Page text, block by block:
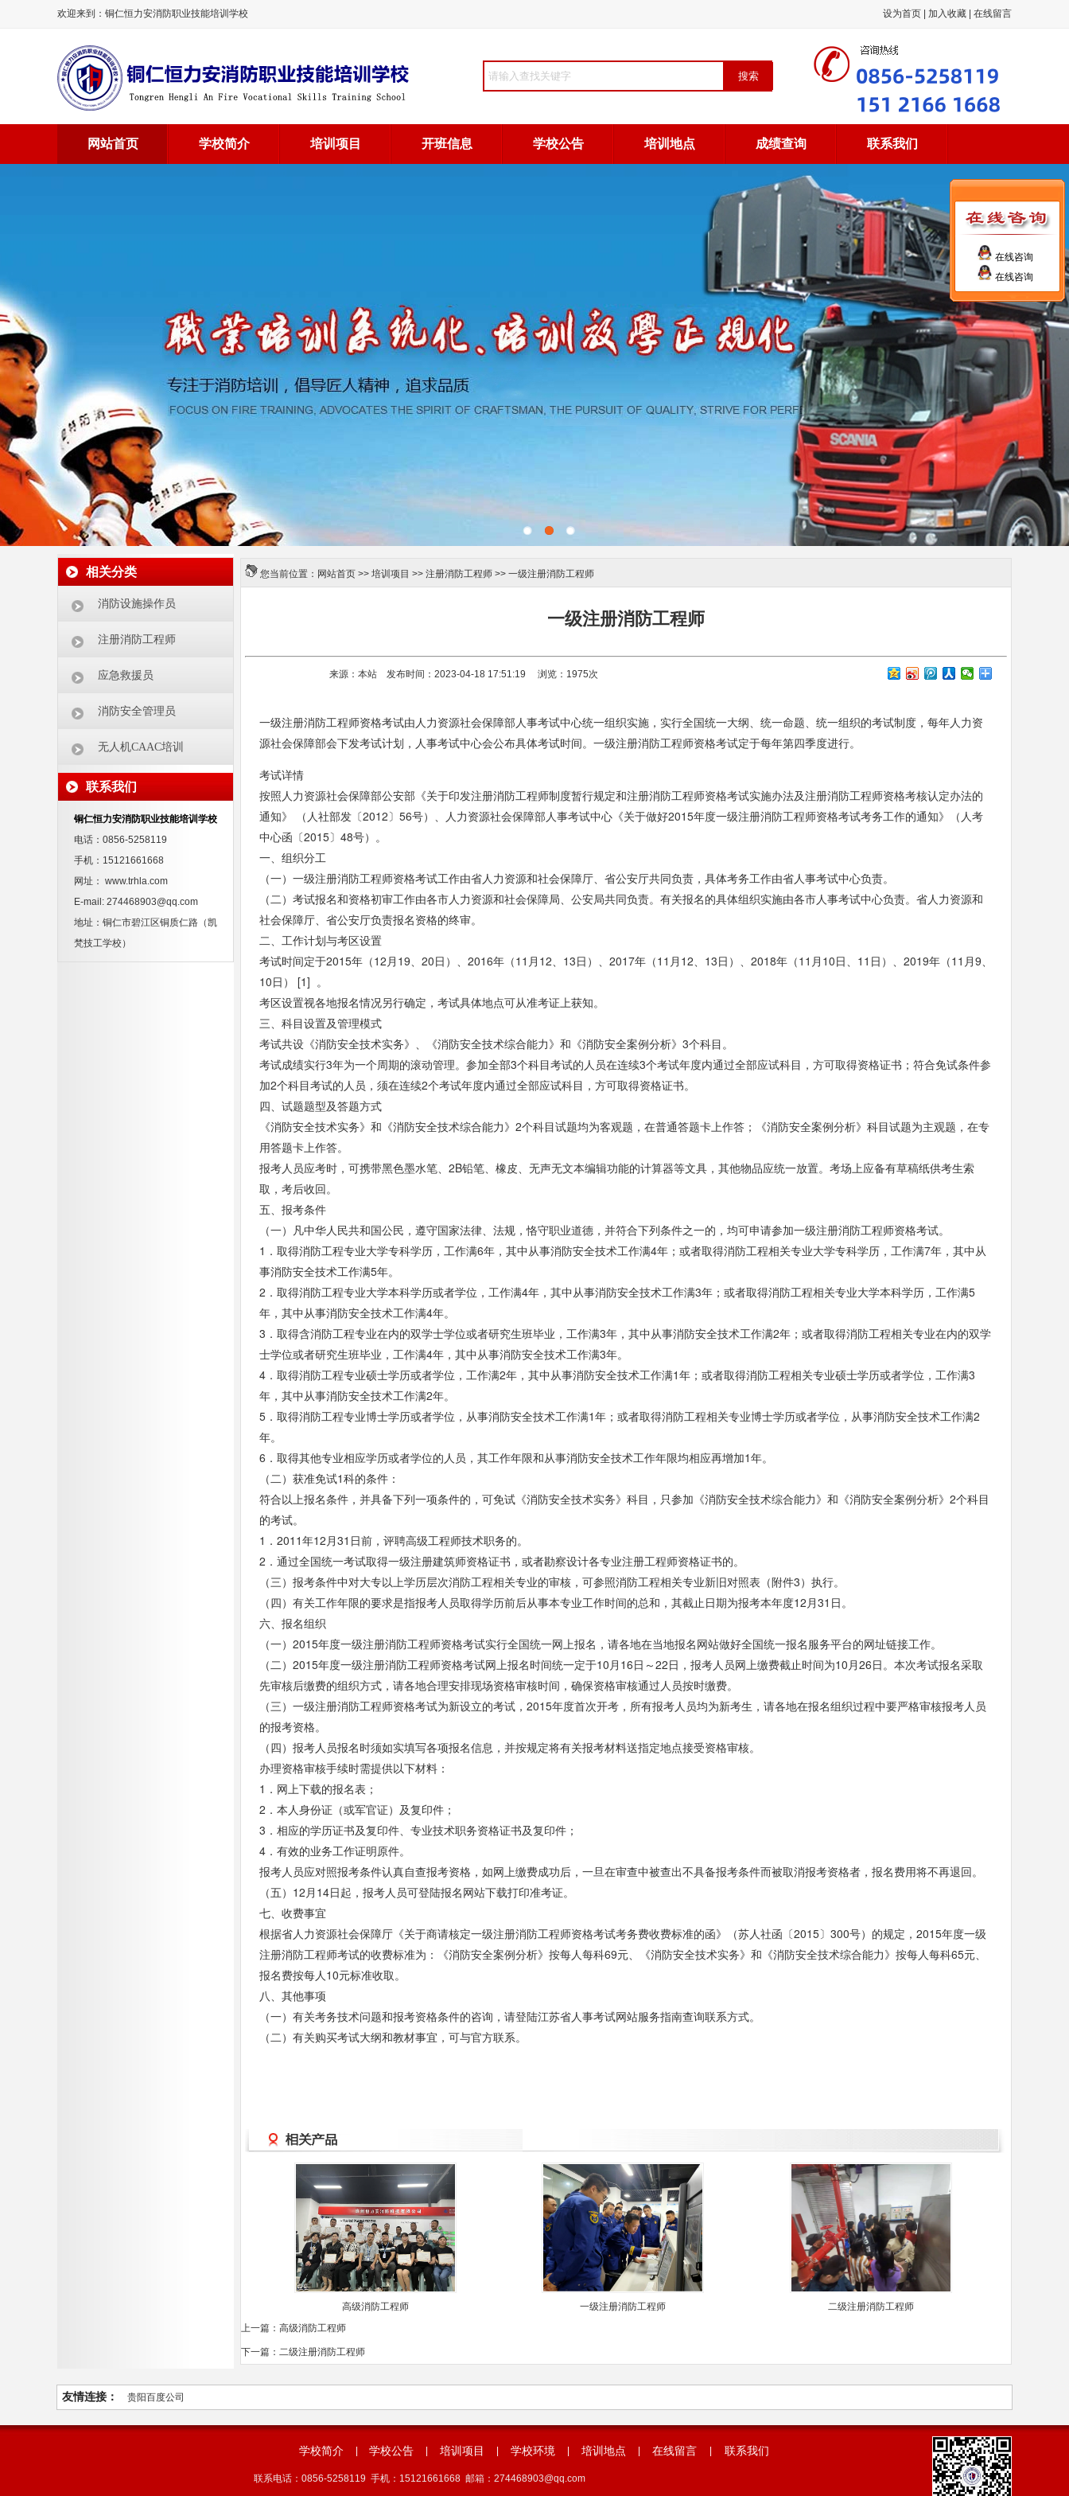
欢迎来到：铜仁恒力安消防职业技能培训学校 设为首页 加入收藏 在线留言
网站首页 学校简介 培训项目 开班信息 学校公告 培训地点 成绩查询 联系我们
相关分类
消防设施操作员
注册消防工程师
应急救援员
消防安全管理员
无人机CAAC培训
联系我们
铜仁恒力安消防职业技能培训学校
电话：0856-5258119
手机：15121661668
网址： www.trhla.com
E-mail: 274468903@qq.com
地址：铜仁市碧江区铜质仁路（凯
梵技工学校）
您当前位置： 网站首页 >> 培训项目 >> 注册消防工程师 >> 一级注册消防工程师
一级注册消防工程师
来源：本站 发布时间：2023-04-18 17:51:19 浏览： 1975次
一级注册消防工程师资格考试由人力资源社会保障部人事考试中心统一组织实施，实行全国统一大纲、统一命题、统一组织的考试制度，每年人力资
源社会保障部会下发考试计划，人事考试中心会公布具体考试时间。一级注册消防工程师资格考试定于每年第四季度进行。
考试详情
按照人力资源社会保障部公安部《关于印发注册消防工程师制度暂行规定和注册消防工程师资格考试实施办法及注册消防工程师资格考核认定办法的
通知》 （人社部发〔2012〕56号）、人力资源社会保障部人事考试中心《关于做好2015年度一级注册消防工程师资格考试考务工作的通知》（人考
中心函〔2015〕48号）。
一、组织分工
（一）一级注册消防工程师资格考试工作由省人力资源和社会保障厅、省公安厅共同负责，具体考务工作由省人事考试中心负责。
（二）考试报名和资格初审工作由各市人力资源和社会保障局、公安局共同负责。有关报名的具体组织实施由各市人事考试中心负责。省人力资源和
社会保障厅、省公安厅负责报名资格的终审。
二、工作计划与考区设置
考试时间定于2015年（12月19、20日）、2016年（11月12、13日）、2017年（11月12、13日）、2018年（11月10日、11日）、2019年（11月9、
10日） [1] 。
考区设置视各地报名情况另行确定，考试具体地点可从准考证上获知。
三、科目设置及管理模式
考试共设《消防安全技术实务》、《消防安全技术综合能力》和《消防安全案例分析》3个科目。
考试成绩实行3年为一个周期的滚动管理。参加全部3个科目考试的人员在连续3个考试年度内通过全部应试科目，方可取得资格证书；符合免试条件参
加2个科目考试的人员，须在连续2个考试年度内通过全部应试科目，方可取得资格证书。
四、试题题型及答题方式
《消防安全技术实务》和《消防安全技术综合能力》2个科目试题均为客观题，在普通答题卡上作答；《消防安全案例分析》科目试题为主观题，在专
用答题卡上作答。
报考人员应考时，可携带黑色墨水笔、2B铅笔、橡皮、无声无文本编辑功能的计算器等文具，其他物品应统一放置。考场上应备有草稿纸供考生索
取，考后收回。
五、报考条件
（一）凡中华人民共和国公民，遵守国家法律、法规，恪守职业道德，并符合下列条件之一的，均可申请参加一级注册消防工程师资格考试。
1．取得消防工程专业大学专科学历，工作满6年，其中从事消防安全技术工作满4年；或者取得消防工程相关专业大学专科学历，工作满7年，其中从
事消防安全技术工作满5年。
2．取得消防工程专业大学本科学历或者学位，工作满4年，其中从事消防安全技术工作满3年；或者取得消防工程相关专业大学本科学历，工作满5
年，其中从事消防安全技术工作满4年。
3．取得含消防工程专业在内的双学士学位或者研究生班毕业，工作满3年，其中从事消防安全技术工作满2年；或者取得消防工程相关专业在内的双学
士学位或者研究生班毕业，工作满4年，其中从事消防安全技术工作满3年。
4．取得消防工程专业硕士学历或者学位，工作满2年，其中从事消防安全技术工作满1年；或者取得消防工程相关专业硕士学历或者学位，工作满3
年，其中从事消防安全技术工作满2年。
5．取得消防工程专业博士学历或者学位，从事消防安全技术工作满1年；或者取得消防工程相关专业博士学历或者学位，从事消防安全技术工作满2
年。
6．取得其他专业相应学历或者学位的人员，其工作年限和从事消防安全技术工作年限均相应再增加1年。
（二）获准免试1科的条件：
符合以上报名条件，并具备下列一项条件的，可免试《消防安全技术实务》科目，只参加《消防安全技术综合能力》和《消防安全案例分析》2个科目
的考试。
1．2011年12月31日前，评聘高级工程师技术职务的。
2．通过全国统一考试取得一级注册建筑师资格证书，或者勘察设计各专业注册工程师资格证书的。
（三）报考条件中对大专以上学历层次消防工程相关专业的审核，可参照消防工程相关专业新旧对照表（附件3）执行。
（四）有关工作年限的要求是指报考人员取得学历前后从事本专业工作时间的总和，其截止日期为报考本年度12月31日。
六、报名组织
（一）2015年度一级注册消防工程师资格考试实行全国统一网上报名，请各地在当地报名网站做好全国统一报名服务平台的网址链接工作。
（二）2015年度一级注册消防工程师资格考试网上报名时间统一定于10月16日～22日，报考人员网上缴费截止时间为10月26日。本次考试报名采取
先审核后缴费的组织方式，请各地合理安排现场资格审核时间，确保资格审核通过人员按时缴费。
（三）一级注册消防工程师资格考试为新设立的考试，2015年度首次开考，所有报考人员均为新考生，请各地在报名组织过程中要严格审核报考人员
的报考资格。
（四）报考人员报名时须如实填写各项报名信息，并按规定将有关报考材料送指定地点接受资格审核。
办理资格审核手续时需提供以下材料：
1．网上下载的报名表；
2．本人身份证（或军官证）及复印件；
3．相应的学历证书及复印件、专业技术职务资格证书及复印件；
4．有效的业务工作证明原件。
报考人员应对照报考条件认真自查报考资格，如网上缴费成功后，一旦在审查中被查出不具备报考条件而被取消报考资格者，报名费用将不再退回。
（五）12月14日起，报考人员可登陆报名网站下载打印准考证。
七、收费事宜
根据省人力资源社会保障厅《关于商请核定一级注册消防工程师资格考试考务费收费标准的函》（苏人社函〔2015〕300号）的规定，2015年度一级
注册消防工程师考试的收费标准为：《消防安全案例分析》按每人每科69元、《消防安全技术实务》和《消防安全技术综合能力》按每人每科65元、
报名费按每人10元标准收取。
八、其他事项
（一）有关考务技术问题和报考资格条件的咨询，请登陆江苏省人事考试网站服务指南查询联系方式。
（二）有关购买考试大纲和教材事宜，可与官方联系。
高级消防工程师 一级注册消防工程师
二级注册消防工程师
上一篇：高级消防工程师
下一篇：二级注册消防工程师
友情连接： 贵阳百度公司
学校简介 学校公告 培训项目 学校环境 培训地点 在线留言 联系我们
联系电话：0856-5258119 手机：15121661668 邮箱：274468903@qq.com
在线咨询
在线咨询